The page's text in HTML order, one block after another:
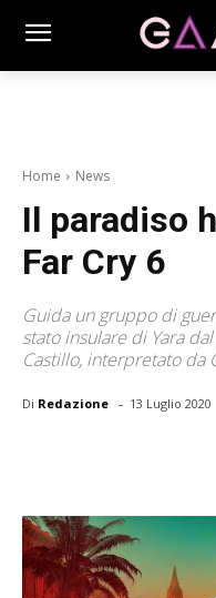
Home News
Il paradiso
Far Cry 6
Guida un gruppo di
stato insulare di Yara
Castillo, interpretato da
Di Redazione - 13 Luglio 2020